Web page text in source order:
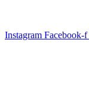
Instagram Facebook-f